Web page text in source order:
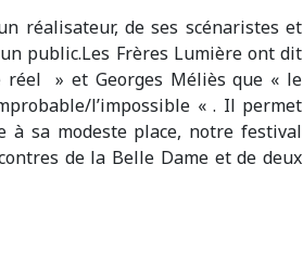
réalisateur, de ses scénaristes et
public.Les Frères Lumière ont dit
réel » et Georges Méliès que « le
l’impossible « . Il permet
à sa modeste place, notre festival
de la Belle Dame et de deux